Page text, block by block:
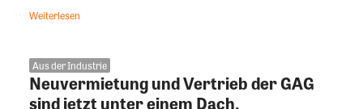
Weiterlesen
Aus der Industrie
Neuvermietung und Vertrieb der GAG
sind jetzt unter einem Dach.